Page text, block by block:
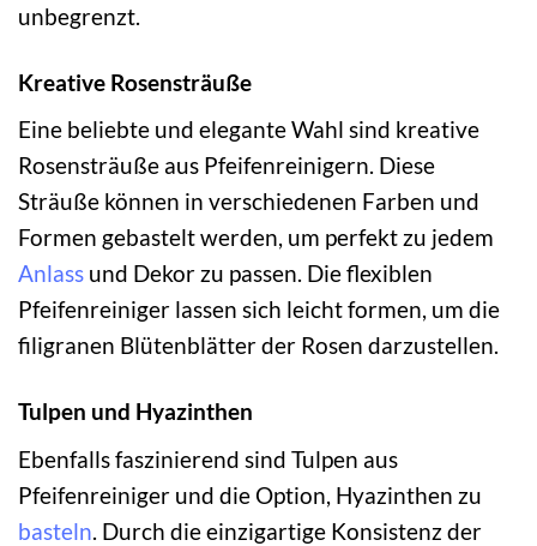
unbegrenzt.
Kreative Rosensträuße
Eine beliebte und elegante Wahl sind kreative
Rosensträuße aus Pfeifenreinigern. Diese
Sträuße können in verschiedenen Farben und
Formen gebastelt werden, um perfekt zu jedem
Anlass und Dekor zu passen. Die flexiblen
Pfeifenreiniger lassen sich leicht formen, um die
filigranen Blütenblätter der Rosen darzustellen.
Tulpen und Hyazinthen
Ebenfalls faszinierend sind Tulpen aus
Pfeifenreiniger und die Option, Hyazinthen zu
basteln. Durch die einzigartige Konsistenz der